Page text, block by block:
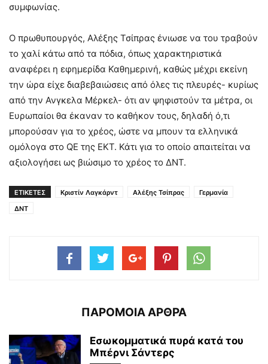
συμφωνίας.
Ο πρωθυπουργός, Αλέξης Τσίπρας ένιωσε να του τραβούν
το χαλί κάτω από τα πόδια, όπως χαρακτηριστικά
αναφέρει η εφημερίδα Καθημερινή, καθώς μέχρι εκείνη
την ώρα είχε διαβεβαιώσεις από όλες τις πλευρές- κυρίως
από την Ανγκελα Μέρκελ- ότι αν ψηφιστούν τα μέτρα, οι
Ευρωπαίοι θα έκαναν το καθήκον τους, δηλαδή ό,τι
μπορούσαν για το χρέος, ώστε να μπουν τα ελληνικά
ομόλογα στο QE της ΕΚΤ. Κάτι για το οποίο απαιτείται να
αξιολογήσει ως βιώσιμο το χρέος το ΔΝΤ.
ΕΤΙΚΕΤΕΣ Κριστίν Λαγκάρντ Αλέξης Τσίπρας
Γερμανία
ΔΝΤ
ΠΑΡΟΜΟΙΑ ΑΡΘΡΑ
Εσωκομματικά πυρά κατά του
Μπέρνι Σάντερς